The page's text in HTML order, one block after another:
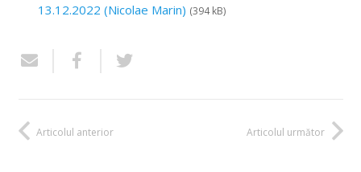
13.12.2022 (Nicolae Marin) (394 kB)
Articolul anterior Articolul următor